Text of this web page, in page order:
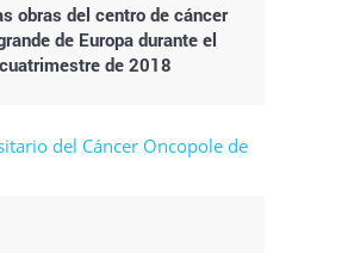
obras del centro de cáncer
de Europa durante el
de 2018